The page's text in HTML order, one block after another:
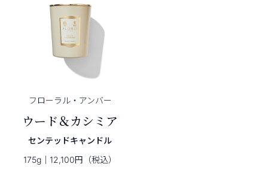
フローラル・ アンバー
ウード＆カシミア
センテッドキャンドル
175g｜12,100円（税込）